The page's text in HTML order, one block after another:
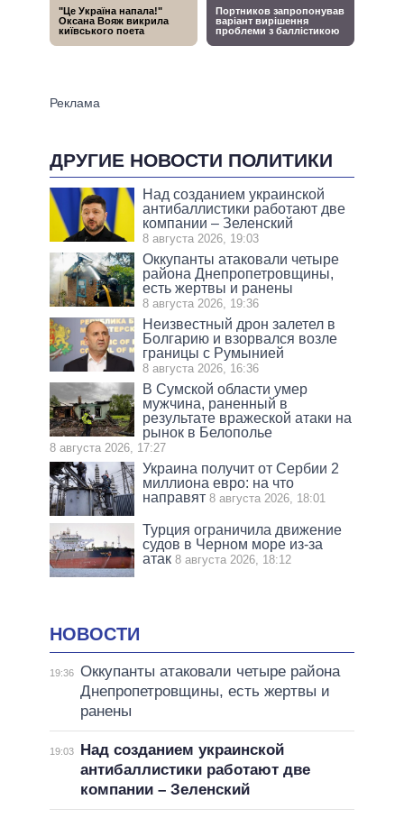
ДРУГИЕ НОВОСТИ ПОЛИТИКИ
Над созданием украинской
антибаллистики работают две
компании – Зеленский
8 августа 2026, 19:03
Оккупанты атаковали четыре
района Днепропетровщины,
есть жертвы и ранены
8 августа 2026, 19:36
Неизвестный дрон залетел в
Болгарию и взорвался возле
границы с Румынией
8 августа 2026, 16:36
В Сумской области умер
мужчина, раненный в
результате вражеской атаки на
рынок в Белополье
8 августа 2026, 17:27
Украина получит от Сербии 2
миллиона евро: на что
направят 8 августа 2026, 18:01
Турция ограничила движение
судов в Черном море из-за
атак 8 августа 2026, 18:12
НОВОСТИ
19:36 Оккупанты атаковали четыре района
Днепропетровщины, есть жертвы и
ранены
19:03
Над созданием украинской
антибаллистики работают две
компании – Зеленский